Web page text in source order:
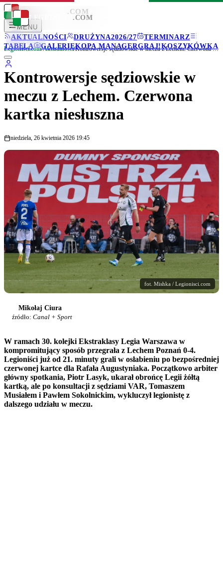
LEGIONISCI .COM
MENU
AKTUALNOŚCI
DRUŻYNA2026/27
TERMINARZ
TABELA
GALERIEKOPA MANAGERGRAJ!KOSZYKÓWKA
LEGIONISCI .COM
Legionisci.com/Aktualności/ Kontrowersje sędziowskie w meczu z Lechem. Czerwona kartka niesłuszna
Kontrowersje sędziowskie w
meczu z Lechem. Czerwona
kartka niesłuszna
niedziela, 26 kwietnia 2026 19:45
fot. Mishka / Legionisci.com
Mikołaj Ciura
źródło: Canal + Sport
W ramach 30. kolejki Ekstraklasy Legia Warszawa w
kompromitujący sposób przegrała z Lechem Poznań 0-4.
Legioniści już od 21. minuty grali w osłabieniu po bezpośredniej
czerwonej kartce dla Rafała Augustyniaka. Początkowo arbiter
główny spotkania, Piotr Lasyk, ukarał obrońcę Legii żółtą
kartką, ale po konsultacji z sędziami VAR, Tomaszem
Musiałem i Pawłem Sokolnickim, wykluczył legionistę z
dalszego udziału w meczu.